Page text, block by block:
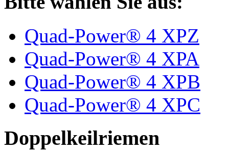
Quad-Power® 4 XPZ
Quad-Power® 4 XPA
Quad-Power® 4 XPB
Quad-Power® 4 XPC
Doppelkeilriemen